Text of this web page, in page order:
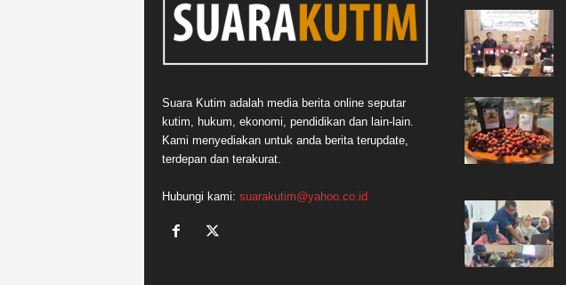
Suara Kutim adalah media berita online seputar
kutim, hukum, ekonomi, pendidikan dan lain-lain.
Kami menyediakan untuk anda berita terupdate,
terdepan dan terakurat.
Hubungi kami: suarakutim@yahoo.co.id